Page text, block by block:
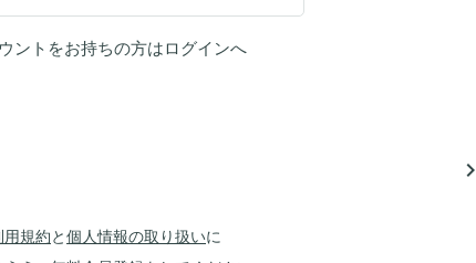
ントをお持ちの方はログインへ
navigate_next
用規約と個人情報の取り扱いに